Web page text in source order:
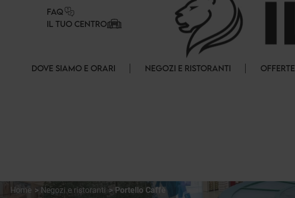
FAQ
IL TUO CENTRO
DOVE SIAMO E ORARI NEGOZI E RISTORANTI OFFERTE
Home Negozi e ristoranti Portello Caffè
Pannello di gestione dei cookies